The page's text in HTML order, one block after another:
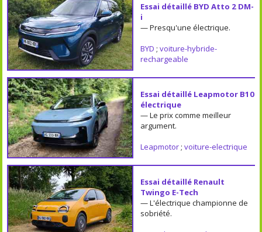
Essai détaillé BYD Atto 2 DM-
i
— Presqu'une électrique.
BYD ; voiture-hybride-
rechargeable
Essai détaillé Leapmotor B10
électrique
— Le prix comme meilleur
argument.
Leapmotor; voiture-electrique
Essai détaillé Renault
Twingo E-Tech
— L'électrique championne de
sobriété.